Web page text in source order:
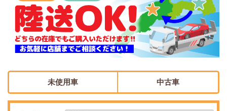
未使用車 中古車